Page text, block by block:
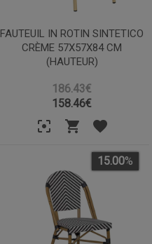
FAUTEUIL IN ROTIN SINTETICO
CRÈME 57X57X84 CM
(HAUTEUR)
186.43€
158.46€
15.00%